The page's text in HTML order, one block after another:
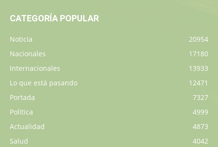
CATEGORÍA POPULAR
Noticia
20954
Nacionales
17180
Internacionales
13933
Lo que está pasando
12471
Portada
7327
Política
4999
Actualidad
4873
Salud
4042